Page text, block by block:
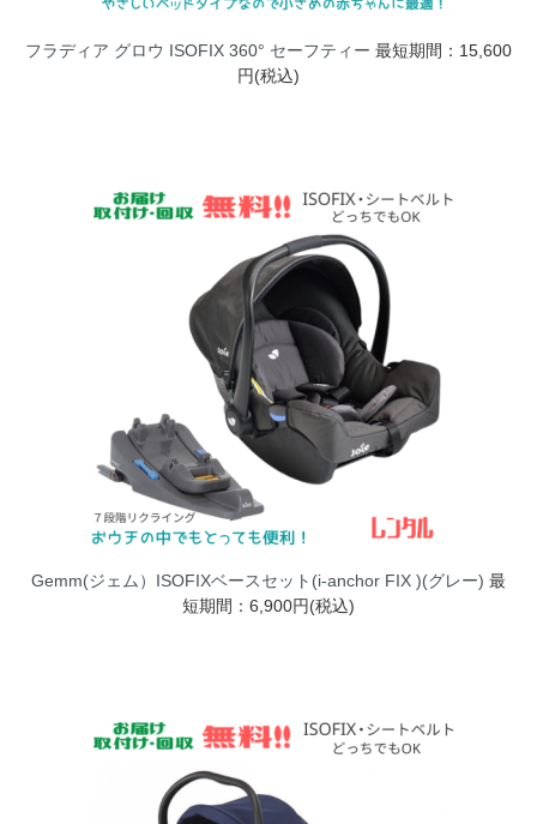
フラディア グロウ ISOFIX 360° セーフティー 最短期間：15,600
円(税込)
Gemm(ジェム）ISOFIXベースセット(i-anchor FIX )(グレー) 最
短期間：6,900円(税込)